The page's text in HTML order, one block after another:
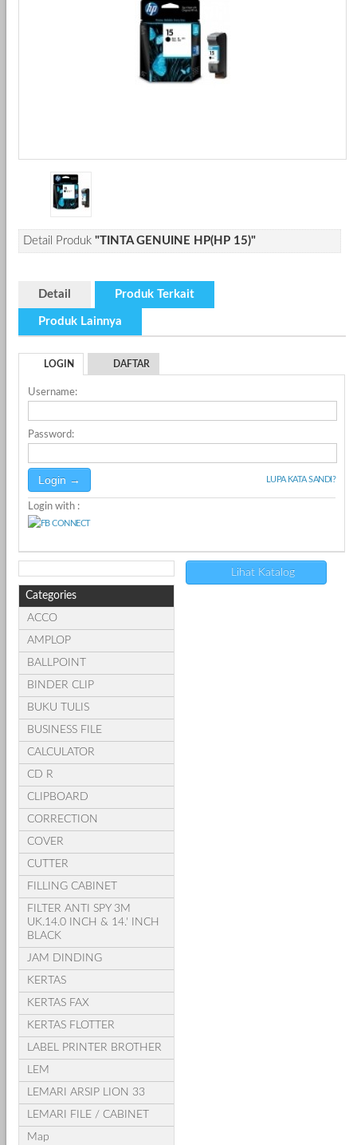
Detail Produk "TINTA GENUINE HP(HP 15)"
Detail Produk Terkait
Produk Lainnya
LOGIN DAFTAR
Username:
Password:
LUPA KATA SANDI?
Login with :
Categories
ACCO
AMPLOP
BALLPOINT
BINDER CLIP
BUKU TULIS
BUSINESS FILE
CALCULATOR
CD R
CLIPBOARD
CORRECTION
COVER
CUTTER
FILLING CABINET
FILTER ANTI SPY 3M
UK.14.0 INCH & 14.' INCH
BLACK
JAM DINDING
KERTAS
KERTAS FAX
KERTAS FLOTTER
LABEL PRINTER BROTHER
LEM
LEMARI ARSIP LION 33
LEMARI FILE / CABINET
Map
Lihat Katalog